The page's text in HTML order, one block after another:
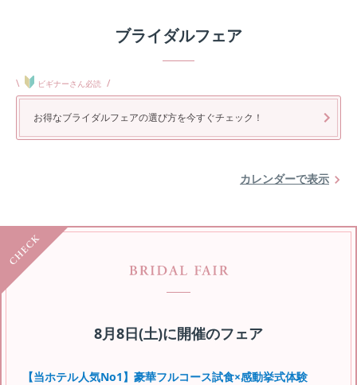
ブライダルフェア
\ ビギナーさん必読 /
お得なブライダルフェアの選び方を今すぐチェック！
カレンダーで表示
8月8日(土)に開催のフェア
【当ホテル人気No1】豪華フルコース試食×感動挙式体験